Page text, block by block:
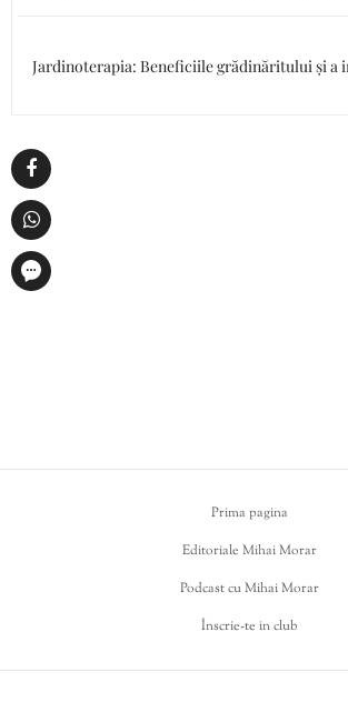
Jardinoterapia: Beneficiile grădinăritului și a
Prima pagina
Editoriale Mihai Morar
Podcast cu Mihai Morar
Înscrie-te in club